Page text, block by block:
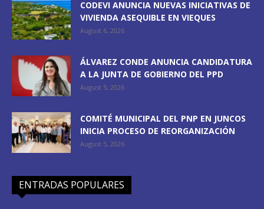
CODEVI ANUNCIA NUEVAS INICIATIVAS DE
VIVIENDA ASEQUIBLE EN VIEQUES
August 6, 2026
ÁLVAREZ CONDE ANUNCIA CANDIDATURA
A LA JUNTA DE GOBIERNO DEL PPD
August 5, 2026
COMITÉ MUNICIPAL DEL PNP EN JUNCOS
INICIA PROCESO DE REORGANIZACIÓN
August 5, 2026
ENTRADAS POPULARES